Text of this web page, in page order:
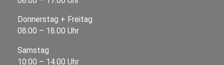
Donnerstag + Freitag
08:00 – 18.00 Uhr
Samstag
10:00 – 14.00 Uhr